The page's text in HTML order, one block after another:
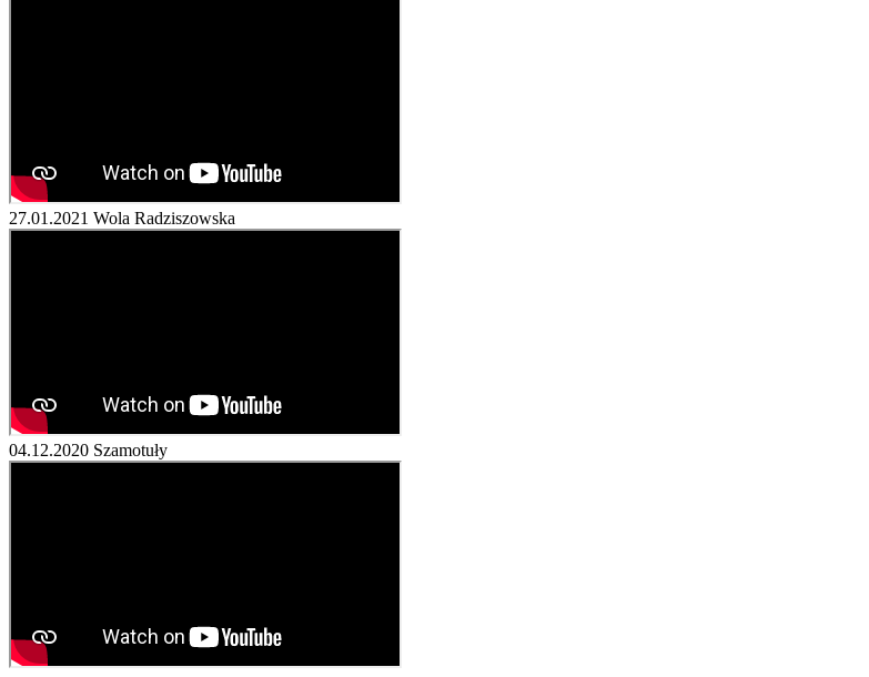
27.01.2021 Wola Radziszowska
04.12.2020 Szamotuły